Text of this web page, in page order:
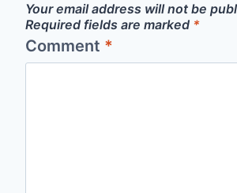
Your email address will not be
Required fields are marked *
Comment *